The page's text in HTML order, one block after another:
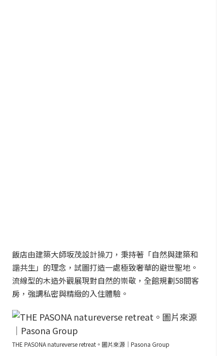
飯店由建築大師坂茂設計操刀，秉持著「自然與建築和
諧共生」的理念，試圖打造一處極致奢華的避世聖地。
流線型的木造外觀展現對自然的崇敬，全館規劃58間客
房，強調私密與精緻的入住體驗。
THE PASONA natureverse retreat。圖片來源｜Pasona Group